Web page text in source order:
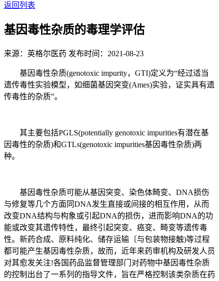
返回列表
基因毒性杂质的毒理学评估
来源：英格尔医药 发布时间：2021-08-23
基因毒性杂质(genotoxic impurity，GTI)定义为“经过适当
遗传毒性实验模型，如细菌基因突变(Ames)实验，证实具有遗
传毒性的杂质”。
其主要包括PGLS(potentially genotoxic impurities有潜在基
因毒性的杂质)和GTLs(genotoxic impurities基因毒性杂质)两
种。
基因毒性杂质可能从基因突变、染色体畸变、DNA损伤
与修复等几个方面同DNA发生直接或间接的相互作用，从而
改变DNA结构与构象或引起DNA的损伤，进而影响DNA的功
能或改变其遗传特性，最终引起突变、癌变、畸变等遗传毒
性。新药合成、原料纯化、储存运输〔与包装物接触)等过程
都可能产生基因毒性杂质，故而，近年来药审机构及研发人员
对其愈发关注!各国药品监督管理部门对药物中基因毒性杂质
的控制出台了一系列的指导文件，旨在严格控制该类杂质在药